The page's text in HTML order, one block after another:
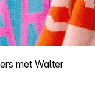
met Walter